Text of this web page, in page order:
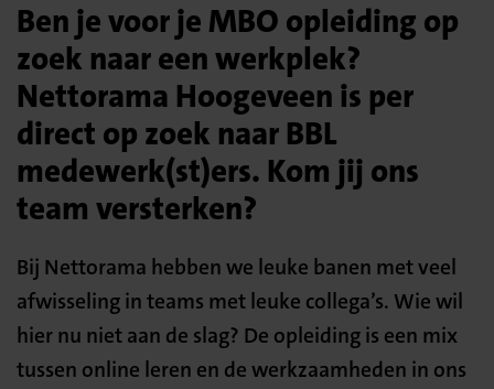
Ben je voor je MBO opleiding op
zoek naar een werkplek?
Nettorama Hoogeveen is per
direct op zoek naar BBL
medewerk(st)ers. Kom jij ons
team versterken?
Bij Nettorama hebben we leuke banen met veel
afwisseling in teams met leuke collega’s. Wie wil
hier nu niet aan de slag? De opleiding is een mix
tussen online leren en de werkzaamheden in ons